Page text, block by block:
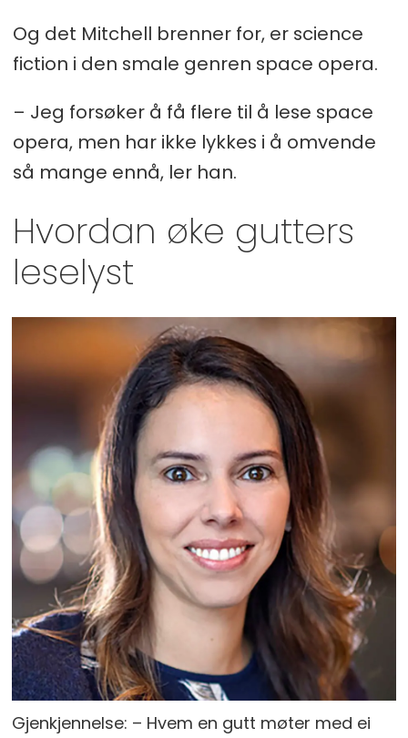
Og det Mitchell brenner for, er science
fiction i den smale genren space opera.
– Jeg forsøker å få flere til å lese space
opera, men har ikke lykkes i å omvende
så mange ennå, ler han.
Hvordan øke gutters
leselyst
Gjenkjennelse: – Hvem en gutt møter med ei